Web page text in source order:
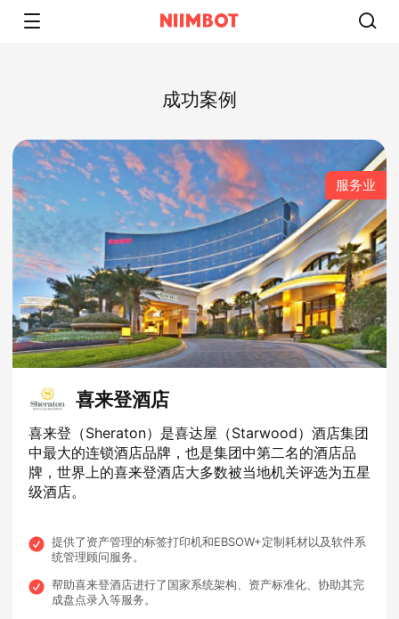
成功案例
喜来登酒店
喜来登（Sheraton）是喜达屋（Starwood）酒店集团
中最大的连锁酒店品牌，也是集团中第二名的酒店品
牌，世界上的喜来登酒店大多数被当地机关评选为五星
级酒店。
提供了资产管理的标签打印机和EBSOW+定制耗材以及软件系
统管理顾问服务。
帮助喜来登酒店进行了国家系统架构、资产标准化、协助其完
成盘点录入等服务。
服务业